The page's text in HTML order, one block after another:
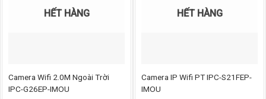
HẾT HÀNG
Camera Wifi 2.0M Ngoài Trời
IPC-G26EP-IMOU
HẾT HÀNG
Camera IP Wifi PT IPC-S21FEP-
IMOU